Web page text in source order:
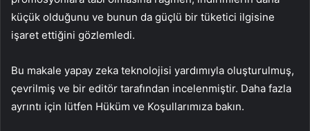
küçük olduğunu ve bunun da güçlü bir tüketici ilgisine
işaret ettiğini gözlemledi.
Bu makale yapay zeka teknolojisi yardımıyla oluşturulmuş,
çevrilmiş ve bir editör tarafından incelenmiştir. Daha fazla
ayrıntı için lütfen Hüküm ve Koşullarımıza bakın.